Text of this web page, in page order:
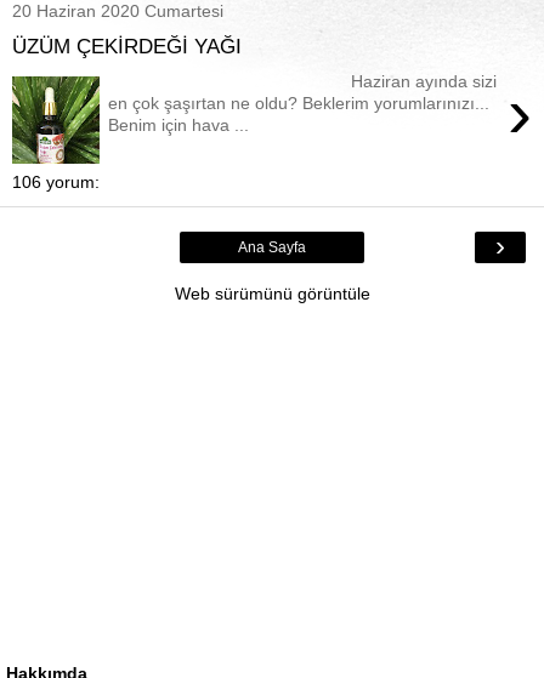
20 Haziran 2020 Cumartesi
ÜZÜM ÇEKİRDEĞİ YAĞI
›
Haziran ayında sizi
en çok şaşırtan ne oldu? Beklerim yorumlarınızı...
Benim için hava ...
106 yorum:
›
Ana Sayfa
Web sürümünü görüntüle
Hakkımda